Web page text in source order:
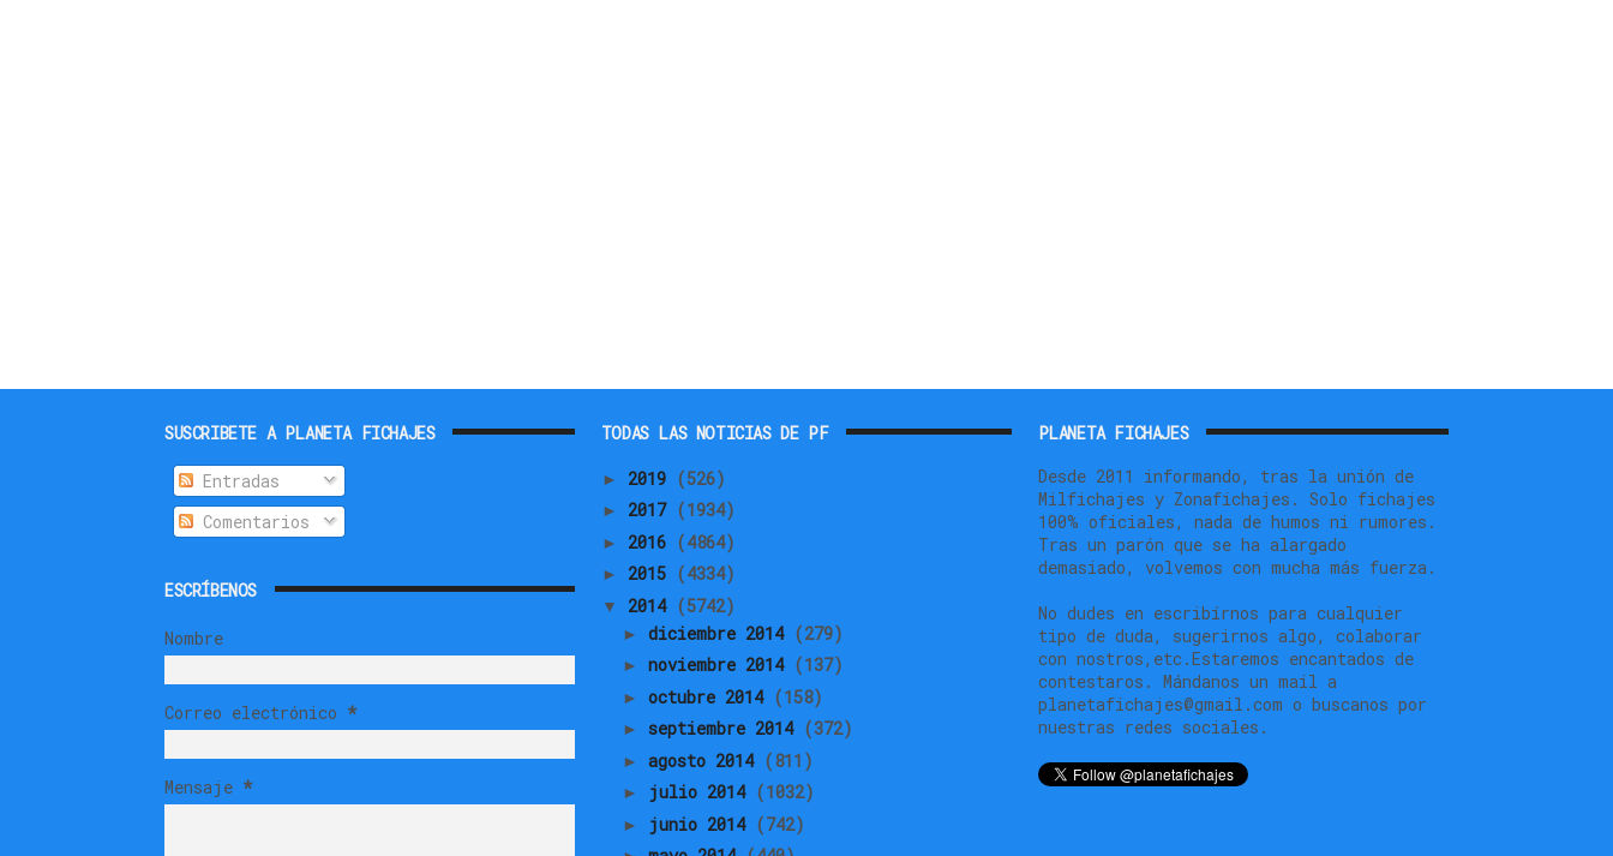
SUSCRIBETE A PLANETA FICHAJES
Entradas
Comentarios
ESCRÍBENOS
Nombre
Correo electrónico *
Mensaje *
TODAS LAS NOTICIAS DE PF
► 2019 (526)
► 2017 (1934)
► 2016 (4864)
► 2015 (4334)
▼ 2014 (5742)
► diciembre 2014 (279)
► noviembre 2014 (137)
► octubre 2014 (158)
► septiembre 2014 (372)
► agosto 2014 (811)
► julio 2014 (1032)
► junio 2014 (742)
PLANETA FICHAJES
Desde 2011 informando, tras la unión de
Milfichajes y Zonafichajes. Solo fichajes
100% oficiales, nada de humos ni rumores.
Tras un parón que se ha alargado
demasiado, volvemos con mucha más fuerza.
No dudes en escribírnos para cualquier
tipo de duda, sugerirnos algo, colaborar
con nostros,etc.Estaremos encantados de
contestaros. Mándanos un mail a
planetafichajes@gmail.com o buscanos por
nuestras redes sociales.